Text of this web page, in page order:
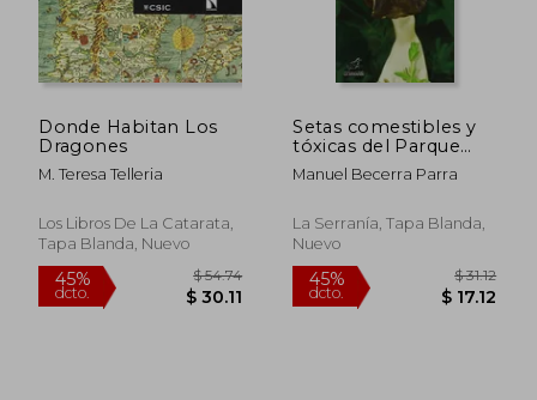
Donde Habitan Los
Dragones
M. Teresa Telleria
Los Libros De La Catarata,
Tapa Blanda, Nuevo
Setas comestibles y
tóxicas del Parque
Natural Sierras de
Tejeda, Almijara y
Manuel Becerra Parra
La Serranía, Tapa Blanda,
Nuevo